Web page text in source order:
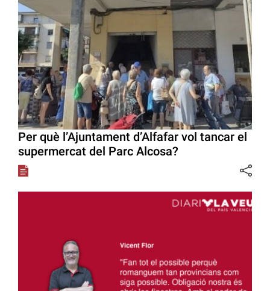
Per què l’Ajuntament d’Alfafar vol tancar el
supermercat del Parc Alcosa?